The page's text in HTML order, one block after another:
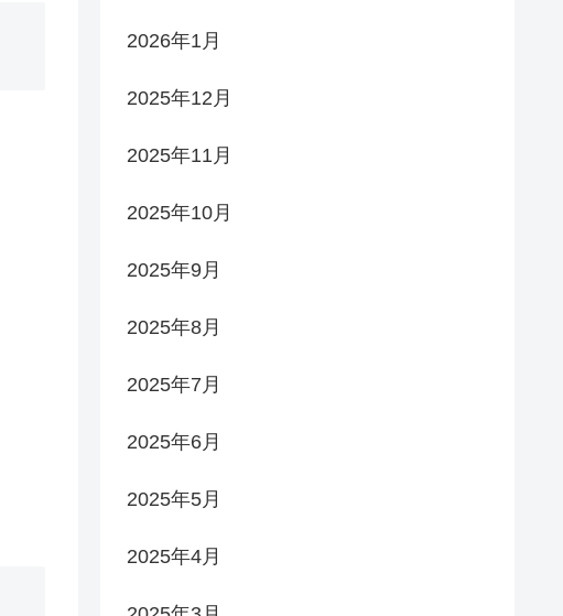
2026年1月
2025年12月
2025年11月
2025年10月
2025年9月
2025年8月
2025年7月
2025年6月
2025年5月
2025年4月